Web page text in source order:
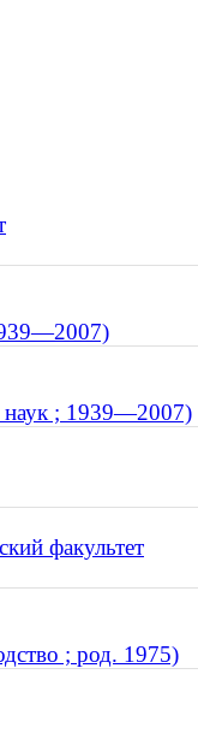
наук ; 1939—2007)
факультет
; род. 1975)